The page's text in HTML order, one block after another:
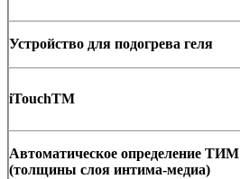
Устройство для подогрева геля
iTouchTM
Автоматическое определение ТИМ
(толщины слоя интима-медиа)